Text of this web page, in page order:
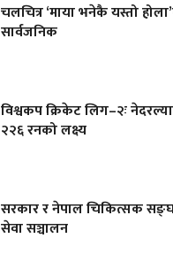
चलचित्र ‘माया भनेकै यस्तो
सार्वजनिक
विश्वकप क्रिकेट लिग–२ः
२२६ रनको लक्ष्य
सरकार र नेपाल चिकित्सक
सेवा सञ्चालन